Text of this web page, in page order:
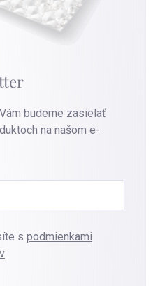
budeme zasielať
na našom e-
s podmienkami